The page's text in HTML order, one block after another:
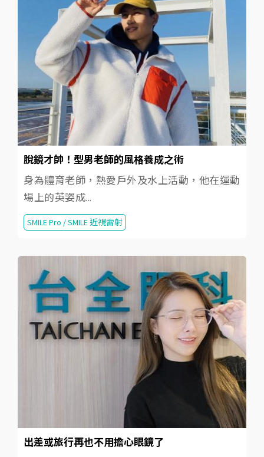
脫鏡才帥！型男老師的風格養成之術
身為體育老師，熱愛戶外及水上活動，他在運動
場上的英姿成...
SMILE Pro / SMILE 近視雷射
出差或旅行再也不用擔心眼鏡了